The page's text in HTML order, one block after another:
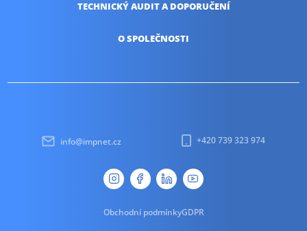
TECHNICKÝ AUDITA DOPORUČENÍ
O SPOLEČNOSTI
info@impnet.cz +420 739 323 974
Obchodní podmínkyGDPR